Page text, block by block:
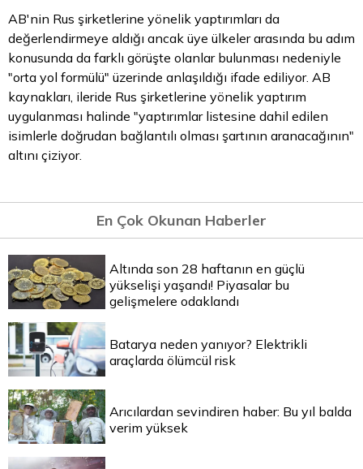
AB'nin Rus şirketlerine yönelik yaptırımları da
değerlendirmeye aldığı ancak üye ülkeler arasında bu adım
konusunda da farklı görüşte olanlar bulunması nedeniyle
"orta yol formülü" üzerinde anlaşıldığı ifade ediliyor. AB
kaynakları, ileride Rus şirketlerine yönelik yaptırım
uygulanması halinde "yaptırımlar listesine dahil edilen
isimlerle doğrudan bağlantılı olması şartının aranacağının"
altını çiziyor.
En Çok Okunan Haberler
Altında son 28 haftanın en güçlü
yükselişi yaşandı! Piyasalar bu
gelişmelere odaklandı
Batarya neden yanıyor? Elektrikli
araçlarda ölümcül risk
Arıcılardan sevindiren haber: Bu yıl balda
verim yüksek